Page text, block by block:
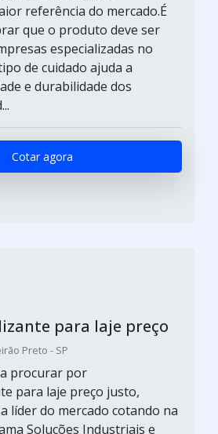
referência do mercado.É
que o produto deve ser
especializadas no
de cuidado ajuda a
e durabilidade dos
Cotar agora
para laje preço
Preto - SP
procurar por
para laje preço justo,
líder do mercado cotando na
Soluções Industriais e